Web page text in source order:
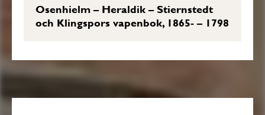
Osenhielm – Heraldik – Stiernstedt
och Klingspors vapenbok, 1865- – 1798